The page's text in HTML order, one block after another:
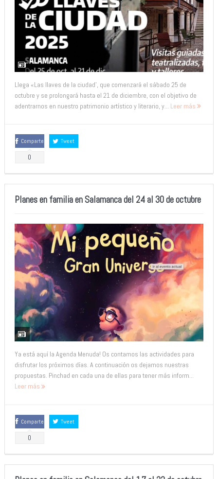
Llega «Las llaves de la ciudad’, que comenzará el sábado 25 de
octubre y se prolongará hasta el 21 de diciembre, con el objetivo de
adentrarnos en nuestro patrimonio artístico y literario, y... Leer más
Comparte
0
Tweet
Planes en familia en Salamanca del 24 al 30 de octubre
Ya está aquí la Agenda Menuda! Os contamos las actividades para
disfrutar los próximos días. A continuación os dejamos nuestras
propuestas. Pinchad en cada una de ellas para tener más inform...
Leer más
Comparte
0
Tweet